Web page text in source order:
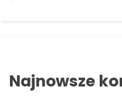
Najnowsze